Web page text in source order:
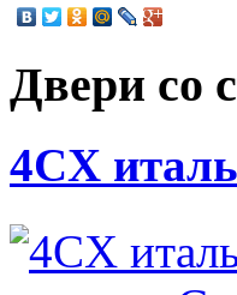
Двери со
4CХ